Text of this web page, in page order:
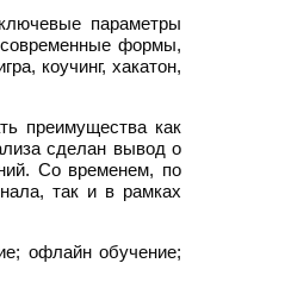
параметры
формы,
коучинг, хакатон,
преимущества как
сделан вывод о
Со временем, по
так и в рамках
офлайн обучение;